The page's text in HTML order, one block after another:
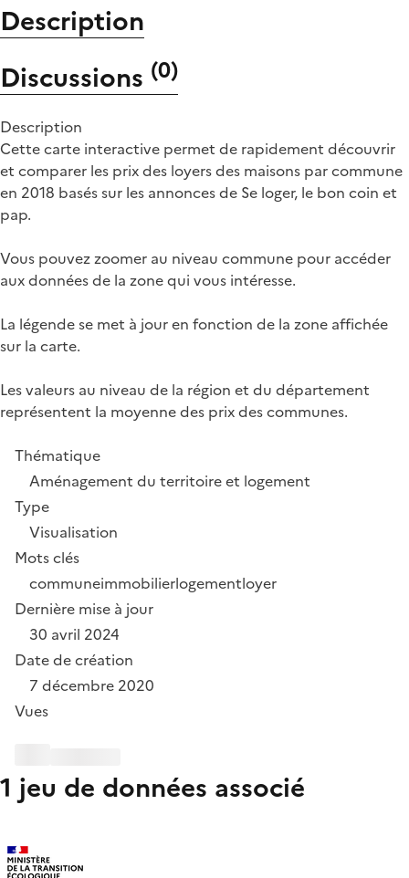
Description
Discussions (0)
Description
Cette carte interactive permet de rapidement découvrir
et comparer les prix des loyers des maisons par commune
en 2018 basés sur les annonces de Se loger, le bon coin et
pap.
Vous pouvez zoomer au niveau commune pour accéder
aux données de la zone qui vous intéresse.
La légende se met à jour en fonction de la zone affichée
sur la carte.
Les valeurs au niveau de la région et du département
représentent la moyenne des prix des communes.
Thématique
Aménagement du territoire et logement
Type
Visualisation
Mots clés
communeimmobilierlogementloyer
Dernière mise à jour
30 avril 2024
Date de création
7 décembre 2020
Vues
1 jeu de données associé